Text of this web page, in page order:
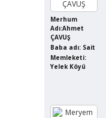
Merhum
Adı:Ahmet
ÇAVUŞ
Baba adı: Sait
Memleketi:
Yelek Köyü